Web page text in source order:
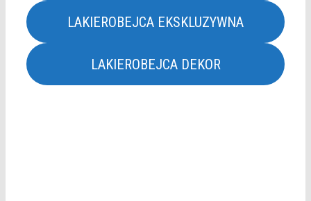
LAKIEROBEJCA EKSKLUZYWNA
LAKIEROBEJCA DEKOR